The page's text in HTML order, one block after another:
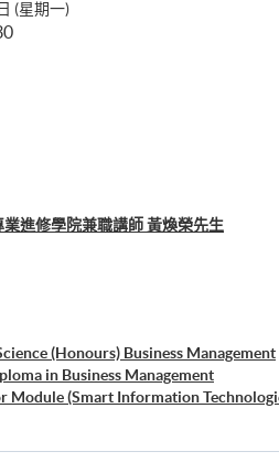
(星期一)
進修學院兼職講師 黃煥榮先生
(Honours) Business Management
in Business Management
Module (Smart Information
Module (New Normal in Supply Chain